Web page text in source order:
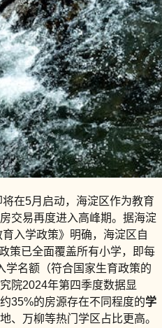
在5月启动，海淀区作为教育
交易再度进入高峰期。据海淀
入学政策》明确，海淀区自
策已全面覆盖所有小学，即每
学名额（符合国家生育政策的
院2024年第四季度数据显
35%的房源存在不同程度的学
、万柳等热门学区占比更高。